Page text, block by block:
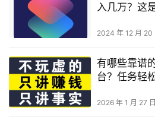
入几万？这
2024 年 12 月 20
有哪些靠谱
台？任务轻
2026 年 1 月 27 日